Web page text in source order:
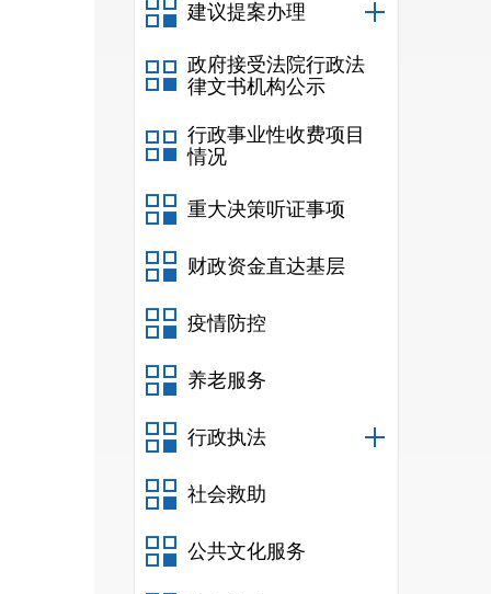
建议提案办理
政府接受法院行政法
律文书机构公示
行政事业性收费项目
情况
重大决策听证事项
财政资金直达基层
疫情防控
养老服务
行政执法
社会救助
公共文化服务